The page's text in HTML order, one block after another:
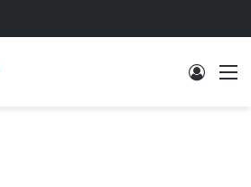
Log In